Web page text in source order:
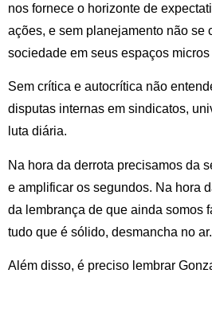
nos fornece o horizonte de
ações, e sem planejamento não se
sociedade em seus espaços micros
Sem crítica e autocrítica não
disputas internas em sindicatos,
luta diária.
Na hora da derrota precisamos da
e amplificar os segundos. Na hora
da lembrança de que ainda somos
tudo que é sólido, desmancha no ar.
Além disso, é preciso lembrar